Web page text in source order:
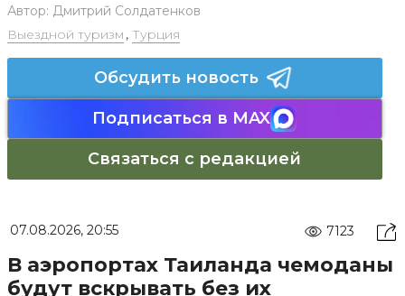
Автор: Дмитрий Солдатенков
Выездной туризм , Турция
Обсудить новость
Подписаться в MAX
Связаться с редакцией
07.08.2026, 20:55 7123
В аэропортах Таиланда чемоданы
будут вскрывать без их